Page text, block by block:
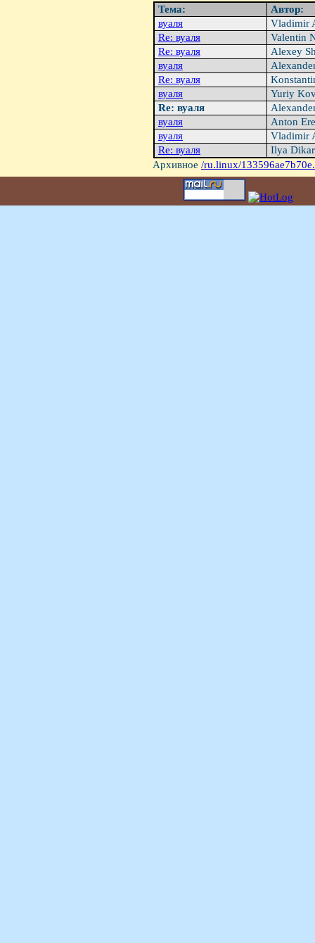
Тема:
Автор:
вуаля
Vladimir
Re: вуаля
Valentin
Re: вуаля
Alexey
вуаля
Re: вуаля
вуаля
Yuriy
Re: вуаля
вуаля
Anton
вуаля
Vladimir
Re: вуаля
Ilya
Архивное /ru.linux/